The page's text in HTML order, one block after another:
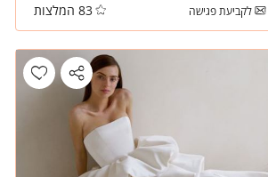
היום
לקביעת פגישה 83 המלצות